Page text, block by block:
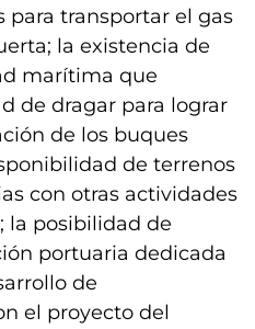
para transportar el gas
la existencia de
marítima que
de dragar para lograr
de los buques
de terrenos
con otras actividades
la posibilidad de
portuaria dedicada
de
el proyecto del